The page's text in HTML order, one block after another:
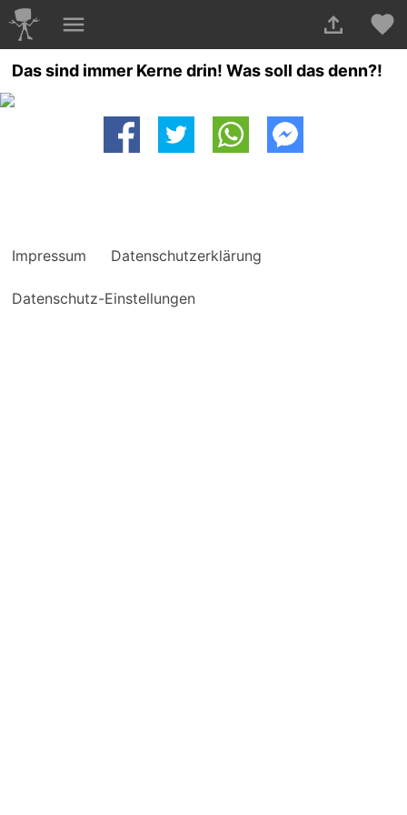
Das sind immer Kerne drin! Was soll das denn?!
Impressum Datenschutzerklärung
Datenschutz-Einstellungen